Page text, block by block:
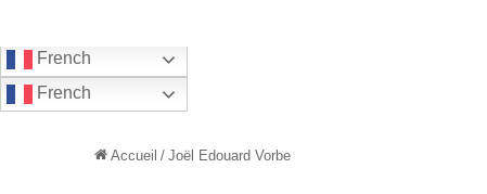
French
French
Accueil / Joël Edouard Vorbe